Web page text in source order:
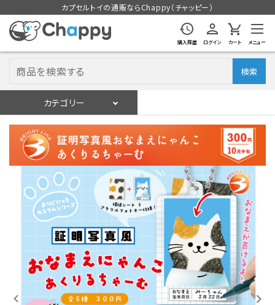
カプセルトイの通販ならChappy（チャッピー）
購入履歴 ログイン カート メニュー
検索
カテゴリー
ログイン
入荷スケジュールをチェック
カプセルトイマシン本体
カプセルトイ
販促用空カプセル
レンタル